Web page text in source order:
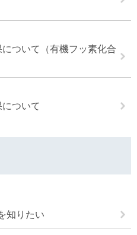
ついて（有機フッ素化合
ついて
知りたい